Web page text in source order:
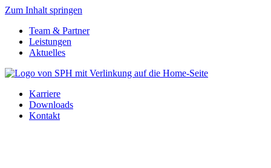
Zum Inhalt springen
Team & Partner
Leistungen
Aktuelles
Karriere
Downloads
Kontakt